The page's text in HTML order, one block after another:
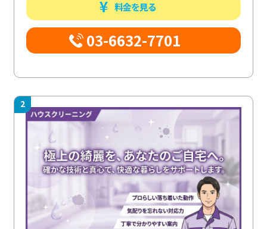
料金を見る
03-6632-7701
2